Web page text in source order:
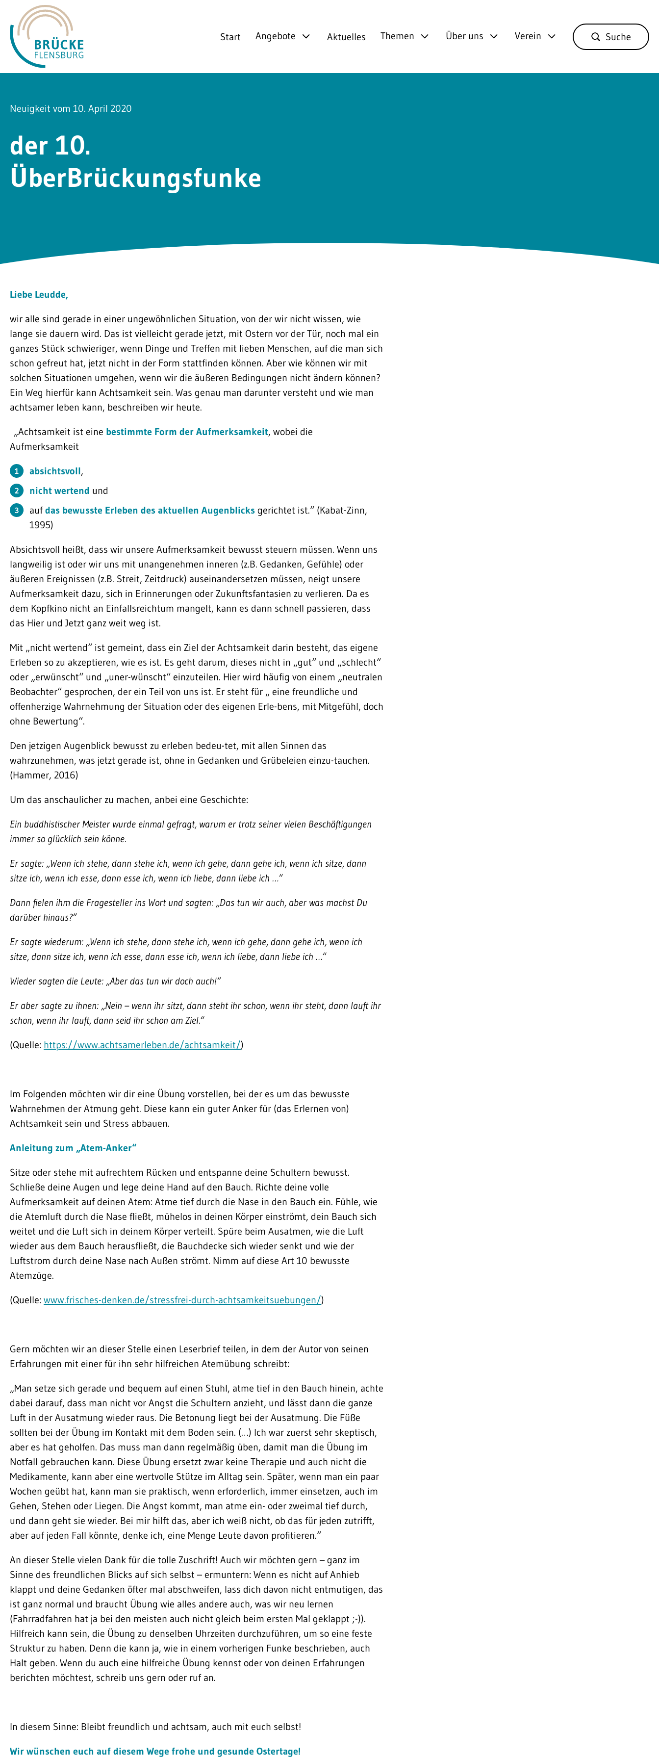
Start Angebote Aktuelles Themen Über uns Verein Suche
Neuigkeit vom 10. April 2020
der 10.
ÜberBrückungsfunke
Liebe Leudde,
wir alle sind gerade in einer ungewöhnlichen Situation, von der wir nicht wissen, wie
lange sie dauern wird. Das ist vielleicht gerade jetzt, mit Ostern vor der Tür, noch mal ein
ganzes Stück schwieriger, wenn Dinge und Treffen mit lieben Menschen, auf die man sich
schon gefreut hat, jetzt nicht in der Form stattfinden können. Aber wie können wir mit
solchen Situationen umgehen, wenn wir die äußeren Bedingungen nicht ändern können?
Ein Weg hierfür kann Achtsamkeit sein. Was genau man darunter versteht und wie man
achtsamer leben kann, beschreiben wir heute.
„Achtsamkeit ist eine bestimmte Form der Aufmerksamkeit, wobei die
Aufmerksamkeit
absichtsvoll,
nicht wertend und
aufdas bewusste Erleben des aktuellen Augenblicks gerichtet ist.“ (Kabat-Zinn,
1995)
Absichtsvoll heißt, dass wir unsere Aufmerksamkeit bewusst steuern müssen. Wenn uns
langweilig ist oder wir uns mit unangenehmen inneren (z.B. Gedanken, Gefühle) oder
äußeren Ereignissen (z.B. Streit, Zeitdruck) auseinandersetzen müssen, neigt unsere
Aufmerksamkeit dazu, sich in Erinnerungen oder Zukunftsfantasien zu verlieren. Da es
dem Kopfkino nicht an Einfallsreichtum mangelt, kann es dann schnell passieren, dass
das Hier und Jetzt ganz weit weg ist.
Mit „nicht wertend“ ist gemeint, dass ein Ziel der Achtsamkeit darin besteht, das eigene
Erleben so zu akzeptieren, wie es ist. Es geht darum, dieses nicht in „gut“ und „schlecht“
oder „erwünscht“ und „uner-wünscht“ einzuteilen. Hier wird häufig von einem „neutralen
Beobachter“ gesprochen, der ein Teil von uns ist. Er steht für „ eine freundliche und
offenherzige Wahrnehmung der Situation oder des eigenen Erle-bens, mit Mitgefühl, doch
ohne Bewertung“.
Den jetzigen Augenblick bewusst zu erleben bedeu-tet, mit allen Sinnen das
wahrzunehmen, was jetzt gerade ist, ohne in Gedanken und Grübeleien einzu-tauchen.
(Hammer, 2016)
Um das anschaulicher zu machen, anbei eine Geschichte:
Ein buddhistischer Meister wurde einmal gefragt, warum er trotz seiner vielen Beschäftigungen
immer so glücklich sein könne.
Er sagte: „Wenn ich stehe, dann stehe ich, wenn ich gehe, dann gehe ich, wenn ich sitze, dann
sitze ich, wenn ich esse, dann esse ich, wenn ich liebe, dann liebe ich …“
Dann fielen ihm die Fragesteller ins Wort und sagten: „Das tun wir auch, aber was machst Du
darüber hinaus?“
Er sagte wiederum: „Wenn ich stehe, dann stehe ich, wenn ich gehe, dann gehe ich, wenn ich
sitze, dann sitze ich, wenn ich esse, dann esse ich, wenn ich liebe, dann liebe ich …“
Wieder sagten die Leute: „Aber das tun wir doch auch!“
Er aber sagte zu ihnen: „Nein – wenn ihr sitzt, dann steht ihr schon, wenn ihr steht, dann lauft ihr
schon, wenn ihr lauft, dann seid ihr schon am Ziel.“
(Quelle: https://www.achtsamerleben.de/achtsamkeit/)
Im Folgenden möchten wir dir eine Übung vorstellen, bei der es um das bewusste
Wahrnehmen der Atmung geht. Diese kann ein guter Anker für (das Erlernen von)
Achtsamkeit sein und Stress abbauen.
Anleitung zum „Atem-Anker“
Sitze oder stehe mit aufrechtem Rücken und entspanne deine Schultern bewusst.
Schließe deine Augen und lege deine Hand auf den Bauch. Richte deine volle
Aufmerksamkeit auf deinen Atem: Atme tief durch die Nase in den Bauch ein. Fühle, wie
die Atemluft durch die Nase fließt, mühelos in deinen Körper einströmt, dein Bauch sich
weitet und die Luft sich in deinem Körper verteilt. Spüre beim Ausatmen, wie die Luft
wieder aus dem Bauch herausfließt, die Bauchdecke sich wieder senkt und wie der
Luftstrom durch deine Nase nach Außen strömt. Nimm auf diese Art 10 bewusste
Atemzüge.
(Quelle: www.frisches-denken.de/stressfrei-durch-achtsamkeitsuebungen/)
Gern möchten wir an dieser Stelle einen Leserbrief teilen, in dem der Autor von seinen
Erfahrungen mit einer für ihn sehr hilfreichen Atemübung schreibt:
„Man setze sich gerade und bequem auf einen Stuhl, atme tief in den Bauch hinein, achte
dabei darauf, dass man nicht vor Angst die Schultern anzieht, und lässt dann die ganze
Luft in der Ausatmung wieder raus. Die Betonung liegt bei der Ausatmung. Die Füße
sollten bei der Übung im Kontakt mit dem Boden sein. (…) Ich war zuerst sehr skeptisch,
aber es hat geholfen. Das muss man dann regelmäßig üben, damit man die Übung im
Notfall gebrauchen kann. Diese Übung ersetzt zwar keine Therapie und auch nicht die
Medikamente, kann aber eine wertvolle Stütze im Alltag sein. Später, wenn man ein paar
Wochen geübt hat, kann man sie praktisch, wenn erforderlich, immer einsetzen, auch im
Gehen, Stehen oder Liegen. Die Angst kommt, man atme ein- oder zweimal tief durch,
und dann geht sie wieder. Bei mir hilft das, aber ich weiß nicht, ob das für jeden zutrifft,
aber auf jeden Fall könnte, denke ich, eine Menge Leute davon profitieren.“
An dieser Stelle vielen Dank für die tolle Zuschrift! Auch wir möchten gern – ganz im
Sinne des freundlichen Blicks auf sich selbst – ermuntern: Wenn es nicht auf Anhieb
klappt und deine Gedanken öfter mal abschweifen, lass dich davon nicht entmutigen, das
ist ganz normal und braucht Übung wie alles andere auch, was wir neu lernen
(Fahrradfahren hat ja bei den meisten auch nicht gleich beim ersten Mal geklappt ;-)).
Hilfreich kann sein, die Übung zu denselben Uhrzeiten durchzuführen, um so eine feste
Struktur zu haben. Denn die kann ja, wie in einem vorherigen Funke beschrieben, auch
Halt geben. Wenn du auch eine hilfreiche Übung kennst oder von deinen Erfahrungen
berichten möchtest, schreib uns gern oder ruf an.
In diesem Sinne: Bleibt freundlich und achtsam, auch mit euch selbst!
Wir wünschen euch auf diesem Wege frohe und gesunde Ostertage!